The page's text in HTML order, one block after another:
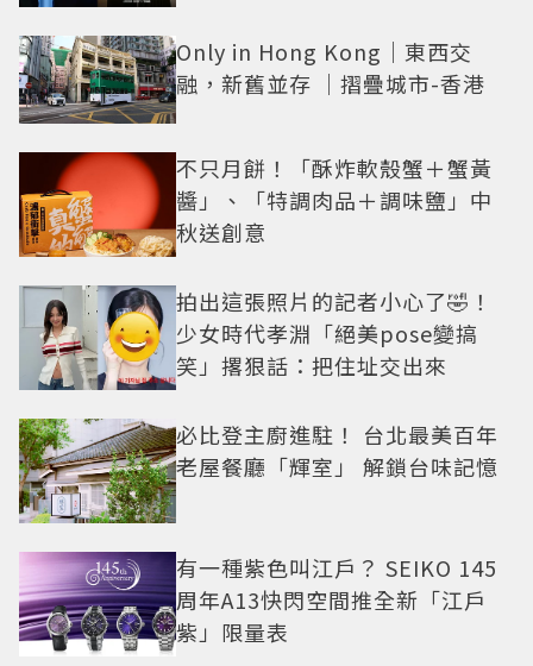
Only in Hong Kong｜東西交
融，新舊並存 ｜摺疊城市-香港
不只月餅！「酥炸軟殼蟹＋蟹黃
醬」、「特調肉品＋調味鹽」中
秋送創意
拍出這張照片的記者小心了🤣！
少女時代孝淵「絕美pose變搞
笑」撂狠話：把住址交出來
必比登主廚進駐！ 台北最美百年
老屋餐廳「輝室」 解鎖台味記憶
有一種紫色叫江戶？ SEIKO 145
周年A13快閃空間推全新「江戶
紫」限量表